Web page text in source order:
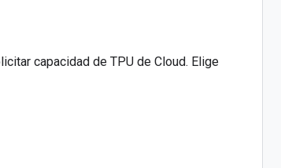
capacidad de TPU de Cloud. Elige